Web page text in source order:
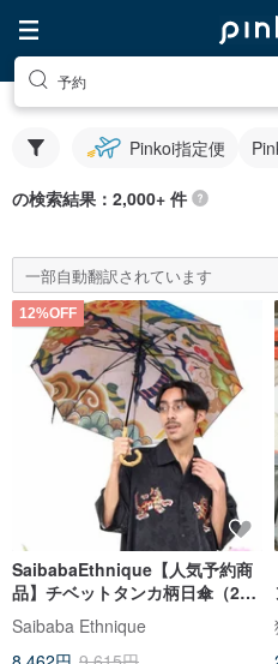
予約
Pinkoi指定便
の検索結果：2,000+ 件
一部自動翻訳されています
12%OFF
SaibabaEthnique【人気予約商
品】チベットタンカ柄日傘（2
色）JSTP6101
Saibaba Ethnique